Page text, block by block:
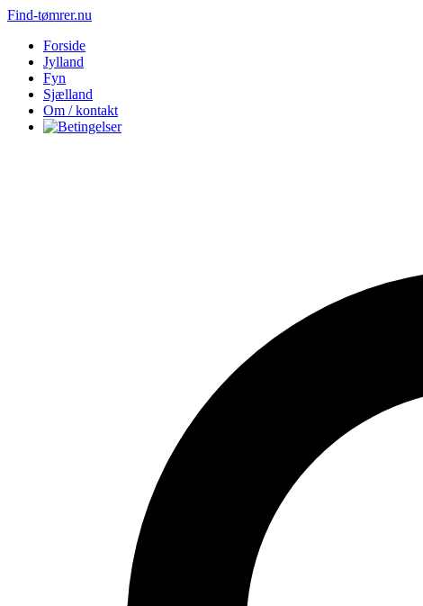
Find-tømrer.nu
Forside
Jylland
Fyn
Sjælland
Om / kontakt